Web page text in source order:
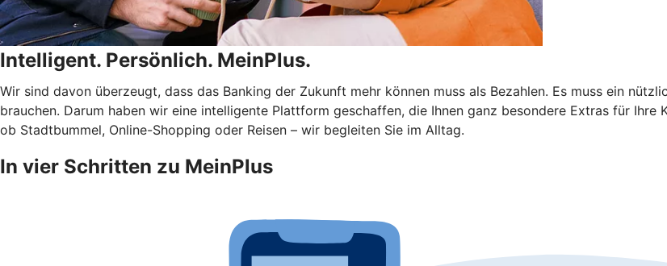
Intelligent. Persönlich. MeinPlus.
Wir sind davon überzeugt, dass das Banking der Zukunft mehr können muss als Bezahlen. Es muss ein
brauchen. Darum haben wir eine intelligente Plattform geschaffen, die Ihnen ganz besondere Extras für
ob Stadtbummel, Online-Shopping oder Reisen – wir begleiten Sie im Alltag.
In vier Schritten zu MeinPlus